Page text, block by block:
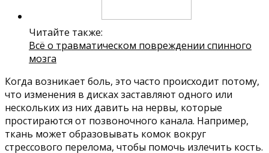
Читайте также:
Всё о травматическом повреждении спинного
мозга
Когда возникает боль, это часто происходит потому,
что изменения в дисках заставляют одного или
нескольких из них давить на нервы, которые
простираются от позвоночного канала. Например,
ткань может образовывать комок вокруг
стрессового перелома, чтобы помочь излечить кость.